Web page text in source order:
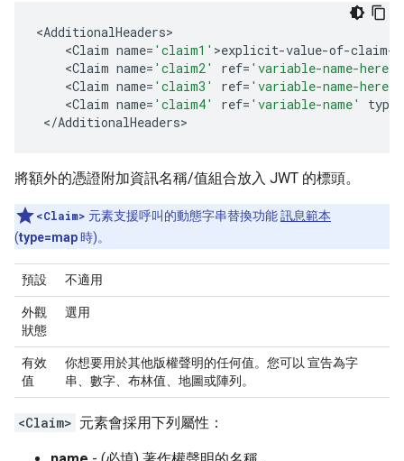
<AdditionalHeaders
<Claim name= 'claim1' >explicit-value-of-claim-
<Claim name= 'claim2' ref= 'variable-name-here'
<Claim name= 'claim3' ref= 'variable-name-here'
<Claim name= 'claim4' ref= 'variable-name' type
</AdditionalHeaders>
將額外的憑證附加資訊名稱/值組合放入 JWT 的標頭。
<Claim> 元素支援呼叫的動態字串替換功能訊息範本
(type=map 時)。
預設 不適用
外觀
狀態
選用
有效
值
你想要用於其他版權聲明的任何值。您可以 宣告為字
串、數字、布林值、地圖或陣列。
<Claim> 元素會採用下列屬性：